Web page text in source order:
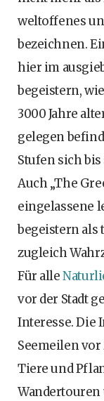
weltoffenes
bezeichnen.
hier im
begeistern,
3000 Jahre
gelegen
Stufen sich
Auch „The
eingelassene
begeistern als
zugleich
Für alle
vor der Stadt
Interesse. Die
Seemeilen
Tiere und